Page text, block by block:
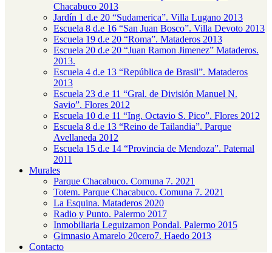
Chacabuco 2013
Jardín 1 d.e 20 “Sudamerica”. Villa Lugano 2013
Escuela 8 d.e 16 “San Juan Bosco”. Villa Devoto 2013
Escuela 19 d.e 20 “Roma”. Mataderos 2013
Escuela 20 d.e 20 “Juan Ramon Jimenez” Mataderos.
2013.
Escuela 4 d.e 13 “República de Brasil”. Mataderos
2013
Escuela 23 d.e 11 “Gral. de División Manuel N.
Savio”. Flores 2012
Escuela 10 d.e 11 “Ing. Octavio S. Pico”. Flores 2012
Escuela 8 d.e 13 “Reino de Tailandia”. Parque
Avellaneda 2012
Escuela 15 d.e 14 “Provincia de Mendoza”. Paternal
2011
Murales
Parque Chacabuco. Comuna 7. 2021
Totem. Parque Chacabuco. Comuna 7. 2021
La Esquina. Mataderos 2020
Radio y Punto. Palermo 2017
Inmobiliaria Leguizamon Pondal. Palermo 2015
Gimnasio Amarelo 20cero7. Haedo 2013
Contacto